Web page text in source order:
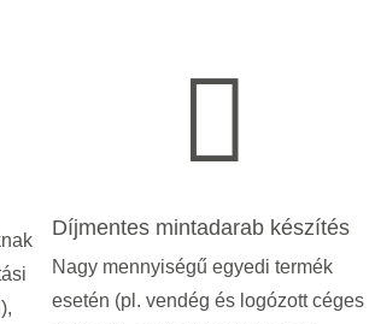

Díjmentes mintadarab készítés
Nagy mennyiségű egyedi termék
esetén (pl. vendég és logózott céges